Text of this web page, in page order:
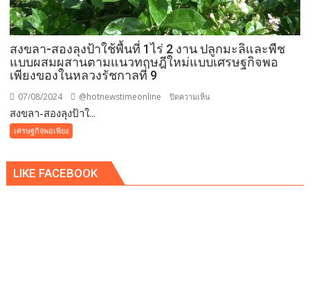
2
สงขลา-สองลุงป้าใช้พื้นที่ 1ไร่ 2 งาน ปลูกมะลิและพืช
แบบผสมผสานตามแนวทฤษฎีใหม่แบบเศรษฐกิจพอ
เพียงของในหลวงรัชกาลที่ 9
07/08/2024 @hotnewstimeonline ปิดความเห็น
พื้นที่
สงขลา-สองลุงป้าใ...
เศรษฐกิจพอเพียง
LIKE FACEBOOK